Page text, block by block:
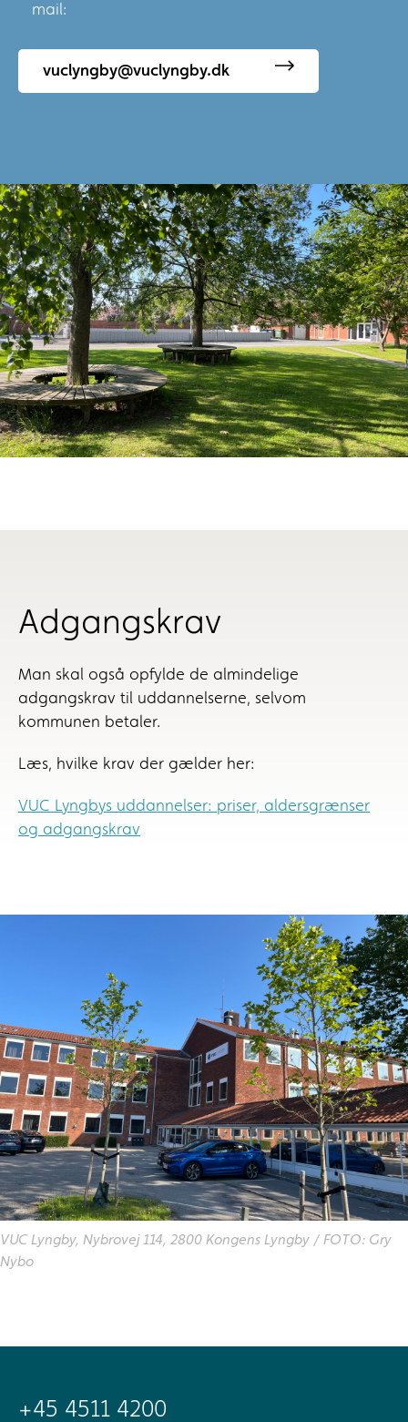
mail:
vuclyngby@vuclyngby.dk
Adgangskrav
Man skal også opfylde de almindelige
adgangskrav til uddannelserne, selvom
kommunen betaler.
Læs, hvilke krav der gælder her:
VUC Lyngbys uddannelser: priser, aldersgrænser
og adgangskrav
VUC Lyngby, Nybrovej 114, 2800 Kongens Lyngby / FOTO: Gry
Nybo
+45 4511 4200